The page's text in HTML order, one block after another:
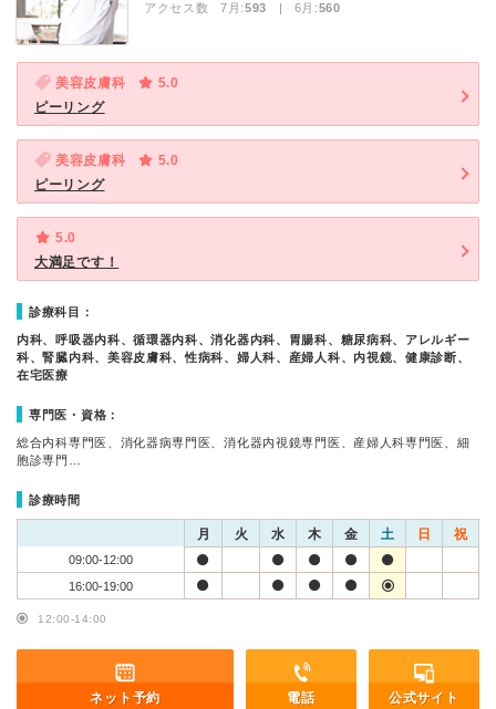
アクセス数 7月:593 | 6月:560
美容皮膚科
5.0
ピーリング
美容皮膚科
5.0
ピーリング
5.0
大満足です！
診療科目：
内科、呼吸器内科、循環器内科、消化器内科、胃腸科、糖尿病科、アレルギー
科、腎臓内科、美容皮膚科、性病科、婦人科、産婦人科、内視鏡、健康診断、
在宅医療
専門医・資格：
総合内科専門医、消化器病専門医、消化器内視鏡専門医、産婦人科専門医、細
胞診専門…
診療時間
月 火 水 木 金 土 日 祝
09:00-12:00
16:00-19:00
12:00-14:00
ネット予約 電話 公式サイト